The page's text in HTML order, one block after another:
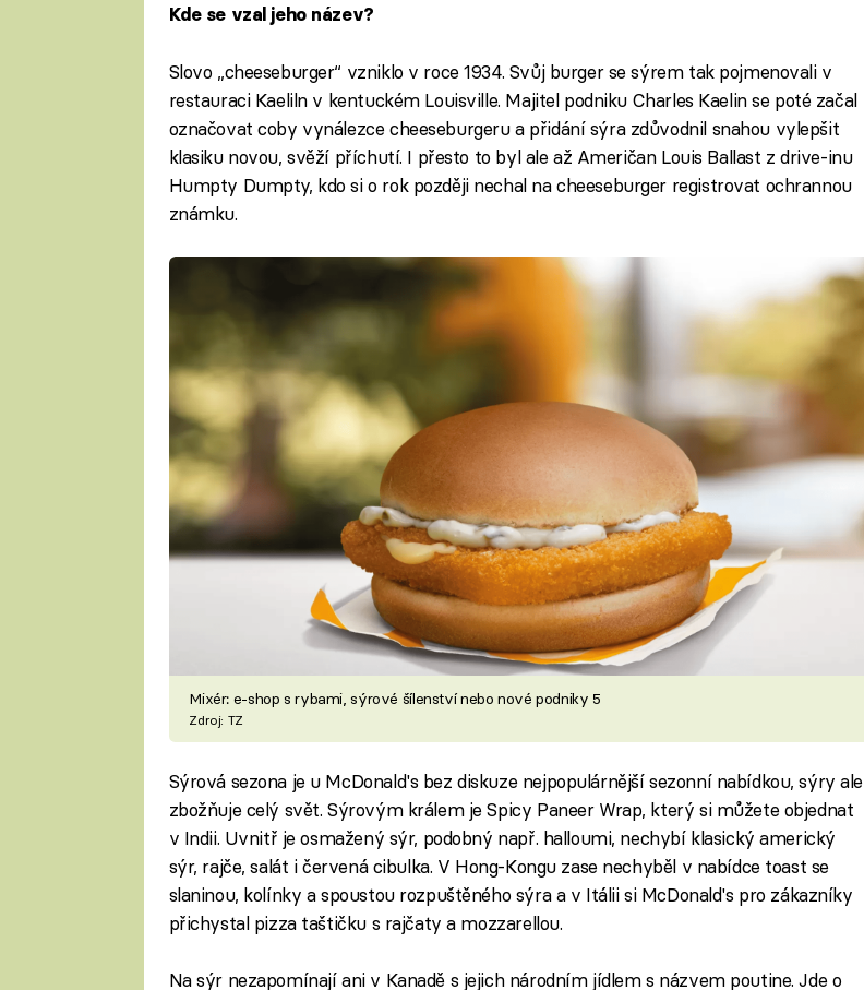
Kde se vzal jeho název?
Slovo „cheeseburger“ vzniklo v roce 1934. Svůj burger se sýrem tak pojmenovali v
restauraci Kaeliln v kentuckém Louisville. Majitel podniku Charles Kaelin se poté začal
označovat coby vynálezce cheeseburgeru a přidání sýra zdůvodnil snahou vylepšit
klasiku novou, svěží příchutí. I přesto to byl ale až Američan Louis Ballast z drive-inu
Humpty Dumpty, kdo si o rok později nechal na cheeseburger registrovat ochrannou
známku.
Mixér: e-shop s rybami, sýrové šílenství nebo nové podniky 5
Zdroj: TZ
Sýrová sezona je u McDonald's bez diskuze nejpopulárnější sezonní nabídkou, sýry ale
zbožňuje celý svět. Sýrovým králem je Spicy Paneer Wrap, který si můžete objednat
v Indii. Uvnitř je osmažený sýr, podobný např. halloumi, nechybí klasický americký
sýr, rajče, salát i červená cibulka. V Hong-Kongu zase nechyběl v nabídce toast se
slaninou, kolínky a spoustou rozpuštěného sýra a v Itálii si McDonald's pro zákazníky
přichystal pizza taštičku s rajčaty a mozzarellou.
Na sýr nezapomínají ani v Kanadě s jejich národním jídlem s názvem poutine. Jde o